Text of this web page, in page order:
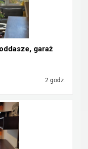
garaż
2 godz.